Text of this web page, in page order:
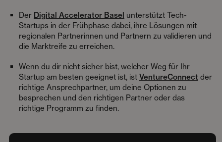
Der Digital Accelerator Basel unterstützt Tech-
Startups in der Frühphase dabei, ihre Lösungen mit
regionalen Partnerinnen und Partnern zu validieren und
die Marktreife zu erreichen.
Wenn du dir nicht sicher bist, welcher Weg für Ihr
Startup am besten geeignet ist, ist VentureConnect der
richtige Ansprechpartner, um deine Optionen zu
besprechen und den richtigen Partner oder das
richtige Programm zu finden.